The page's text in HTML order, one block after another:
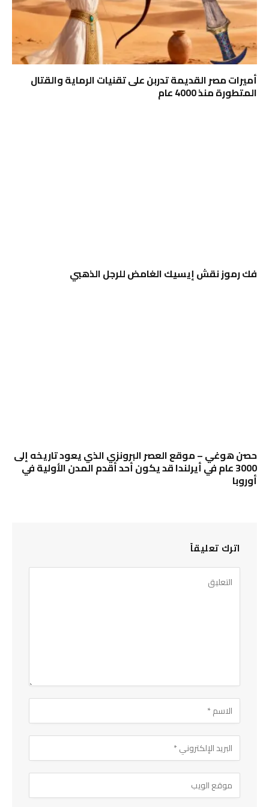
أميرات مصر القديمة تدربن على تقنيات الرماية والقتال
المتطورة منذ 4000 عام
فك رموز نقش إيسيك الغامض للرجل الذهبي
حصن هوغي – موقع العصر البرونزي الذي يعود تاريخه إلى
3000 عام في أيرلندا قد يكون أحد أقدم المدن الأولية في
أوروبا
اترك تعليقاً